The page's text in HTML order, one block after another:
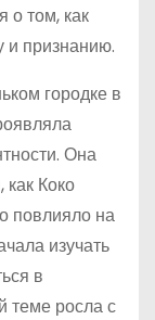
о том, как
и признанию.
городке в
Она
Коко
повлияло на
изучать
в
теме росла с